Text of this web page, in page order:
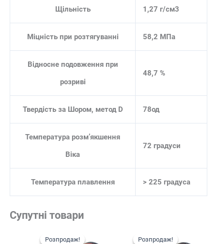
Щільність 1,27 г/см3
Міцність при розтягуванні 58,2 МПа
Відносне подовження при
розриві
48,7 %
Твердість за Шором, метод D 78од
Температура розм’якшення
Віка
72 градуси
Температура плавлення > 225 градуса
Супутні товари
Розпродаж!
Розпродаж! Розпродаж!
Розпродаж!